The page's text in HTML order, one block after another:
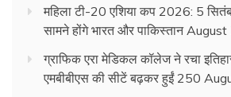
महिला टी-20 एशिया कप 2026: 5
सामने होंगे भारत और पाकिस्तान
ग्राफिक एरा मेडिकल कॉलेज ने रचा
एमबीबीएस की सीटें बढ़कर हुईं 250